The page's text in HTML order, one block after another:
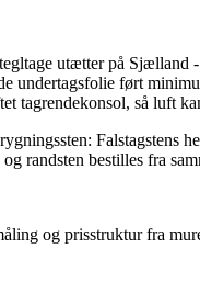
utætter på
ført
tagrendekonsol, så luft
randsten bestilles fra
og prisstruktur fra